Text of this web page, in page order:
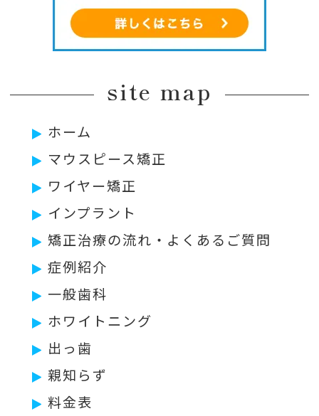
site map
ホーム
マウスピース矯正
ワイヤー矯正
インプラント
矯正治療の流れ・よくあるご質問
症例紹介
一般歯科
ホワイトニング
出っ歯
親知らず
料金表